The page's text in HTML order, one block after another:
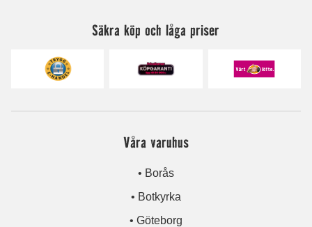
Säkra köp och låga priser
Våra varuhus
• Borås
• Botkyrka
• Göteborg